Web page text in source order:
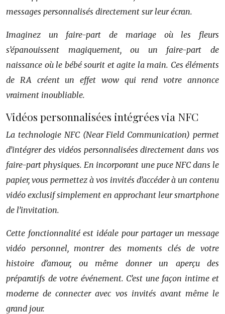
messages personnalisés directement sur leur écran.
Imaginez un faire-part de mariage où les fleurs
s’épanouissent magiquement, ou un faire-part de
naissance où le bébé sourit et agite la main. Ces éléments
de RA créent un effet wow qui rend votre annonce
vraiment inoubliable.
Vidéos personnalisées intégrées via NFC
La technologie NFC (Near Field Communication) permet
d’intégrer des vidéos personnalisées directement dans vos
faire-part physiques. En incorporant une puce NFC dans le
papier, vous permettez à vos invités d’accéder à un contenu
vidéo exclusif simplement en approchant leur smartphone
de l’invitation.
Cette fonctionnalité est idéale pour partager un message
vidéo personnel, montrer des moments clés de votre
histoire d’amour, ou même donner un aperçu des
préparatifs de votre événement. C’est une façon intime et
moderne de connecter avec vos invités avant même le
grand jour.